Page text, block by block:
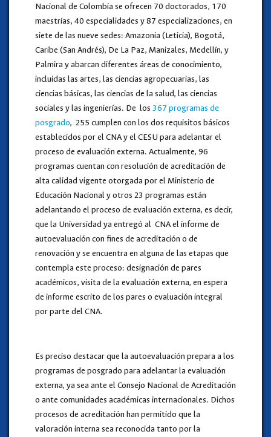
Nacional de Colombia se ofrecen 70 doctorados, 170
maestrías, 40 especialidades y 87 especializaciones, en
siete de las nueve sedes: Amazonia (Leticia), Bogotá,
Caribe (San Andrés), De La Paz, Manizales, Medellín, y
Palmira y abarcan diferentes áreas de conocimiento,
incluidas las artes, las ciencias agropecuarias, las
ciencias básicas, las ciencias de la salud, las ciencias
sociales y las ingenierías. De los 367 programas de
posgrado, 255 cumplen con los dos requisitos básicos
establecidos por el CNA y el CESU para adelantar el
proceso de evaluación externa. Actualmente, 96
programas cuentan con resolución de acreditación de
alta calidad vigente otorgada por el Ministerio de
Educación Nacional y otros 23 programas están
adelantando el proceso de evaluación externa, es decir,
que la Universidad ya entregó al CNA el informe de
autoevaluación con fines de acreditación o de
renovación y se encuentra en alguna de las etapas que
contempla este proceso: designación de pares
académicos, visita de la evaluación externa, en espera
de informe escrito de los pares o evaluación integral
por parte del CNA.
Es preciso destacar que la autoevaluación prepara a los
programas de posgrado para adelantar la evaluación
externa, ya sea ante el Consejo Nacional de Acreditación
o ante comunidades académicas internacionales. Dichos
procesos de acreditación han permitido que la
valoración interna sea reconocida tanto por la